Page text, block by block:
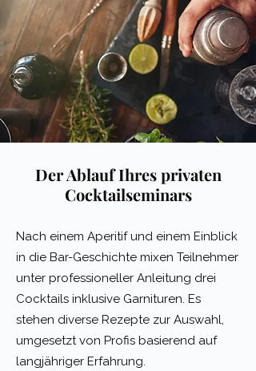
Der Ablauf Ihres privaten
Cocktailseminars
Nach einem Aperitif und einem Einblick
in die Bar-Geschichte mixen Teilnehmer
unter professioneller Anleitung drei
Cocktails inklusive Garnituren. Es
stehen diverse Rezepte zur Auswahl,
umgesetzt von Profis basierend auf
langjähriger Erfahrung.